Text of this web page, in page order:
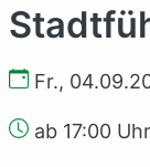
Fr.,
ab 17:00 Uhr